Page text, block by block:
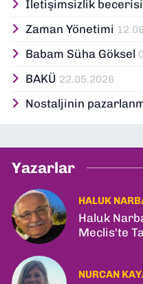
sayıda
ve halkla
dikkat
İletişimsizlik becerisi
Zaman Yönetimi
Babam Süha Göksel
BAKÜ 22.05.2026
Nostaljinin
Yazarlar
HALUK
Haluk
Meclis'te
NURCAN